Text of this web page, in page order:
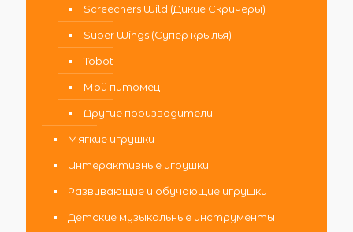
Screechers Wild (Дикие Скричеры)
Super Wings (Супер крылья)
Tobot
Мой питомец
Другие производители
Мягкие игрушки
Интерактивные игрушки
Развивающие и обучающие игрушки
Детские музыкальные инструменты